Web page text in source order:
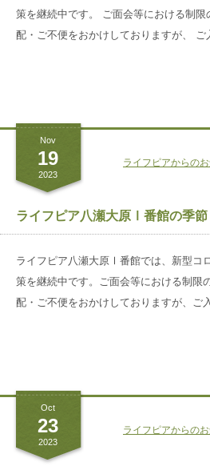
京都大原記念病院
策を継続中です。 ご面会等における制
配・ご不便をおかけしておりますが、 ご
Nov
19
2023
ライフピア八瀬大原Ⅰ番館の季節
ライフピアからの
ライフピア八瀬大原Ⅰ番館では、新型コ
策を継続中です。ご面会等における制限
配・ご不便をおかけしておりますが、ご
Oct
23
2023
ライフピアからの